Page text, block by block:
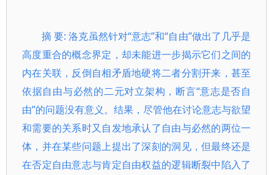
摘 要: 洛克虽然针对“意志”和“自由”做出了几乎是
高度重合的概念界定，却未能进一步揭示它们之间的
内在关联，反倒自相矛盾地硬将二者分割开来，甚至
依据自由与必然的二元对立架构，断言“意志是否自
由”的问题没有意义。结果，尽管他在讨论意志与欲望
和需要的关系时又自发地承认了自由与必然的两位一
体，并在某些问题上提出了深刻的洞见，但最终还是
在否定自由意志与肯定自由权益的逻辑断裂中陷入了